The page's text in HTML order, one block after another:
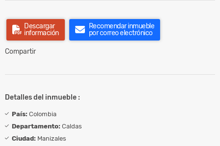
Descargar
información
Recomendar inmueble
por correo electrónico
Compartir
Detalles del inmueble :
País: Colombia
Departamento: Caldas
Ciudad: Manizales